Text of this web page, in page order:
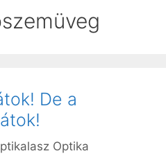
De a
Optika